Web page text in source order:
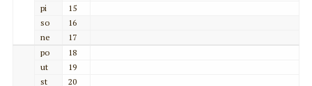
pi
15
so
16
ne
17
po
18
ut
19
st
20